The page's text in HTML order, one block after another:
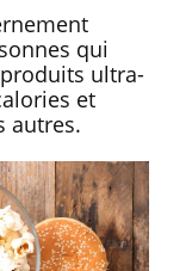
qui
ultra-
et
autres.